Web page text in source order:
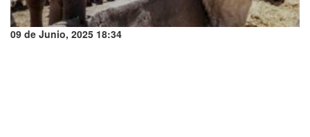
09 de Junio, 2025 18:34